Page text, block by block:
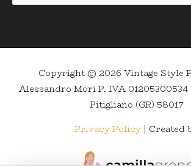
Copyright © 2026 Vintage Style
Alessandro Mori P. IVA 01205300534
Pitigliano (GR) 58017
Privacy Policy | Created